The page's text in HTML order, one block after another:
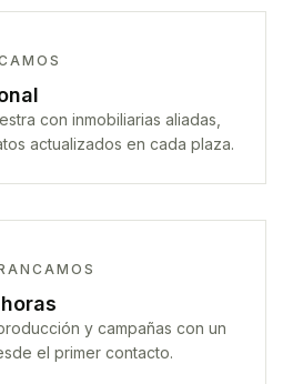
con inmobiliarias aliadas,
actualizados en cada plaza.
y campañas con un
el primer contacto.